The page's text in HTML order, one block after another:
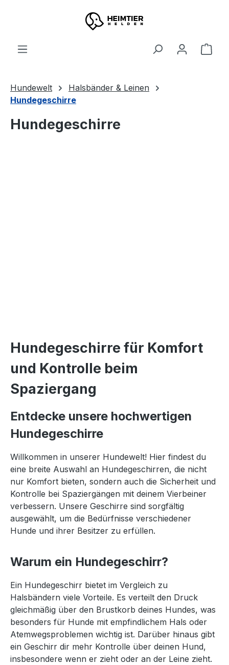
Zum Hauptinhalt springen
Hundewelt
Halsbänder & Leinen
Hundegeschirre
Hundegeschirre
Hundegeschirre für Komfort
und Kontrolle beim
Spaziergang
Entdecke unsere hochwertigen
Hundegeschirre
Willkommen in unserer Hundewelt! Hier findest du
eine breite Auswahl an Hundegeschirren, die nicht
nur Komfort bieten, sondern auch die Sicherheit und
Kontrolle bei Spaziergängen mit deinem Vierbeiner
verbessern. Unsere Geschirre sind sorgfältig
ausgewählt, um die Bedürfnisse verschiedener
Hunde und ihrer Besitzer zu erfüllen.
Warum ein Hundegeschirr?
Ein Hundegeschirr bietet im Vergleich zu
Halsbändern viele Vorteile. Es verteilt den Druck
gleichmäßig über den Brustkorb deines Hundes, was
besonders für Hunde mit empfindlichem Hals oder
Atemwegsproblemen wichtig ist. Darüber hinaus gibt
ein Geschirr dir mehr Kontrolle über deinen Hund,
insbesondere wenn er zieht oder an der Leine zieht.